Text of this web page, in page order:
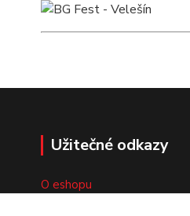
Užitečné odkazy
O eshopu